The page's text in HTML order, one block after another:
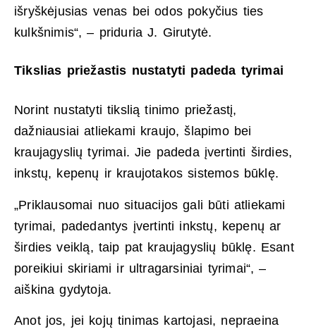
išryškėjusias venas bei odos pokyčius ties
kulkšnimis“, – priduria J. Girutytė.
Tikslias priežastis nustatyti padeda tyrimai
Norint nustatyti tikslią tinimo priežastį,
dažniausiai atliekami kraujo, šlapimo bei
kraujagyslių tyrimai. Jie padeda įvertinti širdies,
inkstų, kepenų ir kraujotakos sistemos būklę.
„Priklausomai nuo situacijos gali būti atliekami
tyrimai, padedantys įvertinti inkstų, kepenų ar
širdies veiklą, taip pat kraujagyslių būklę. Esant
poreikiui skiriami ir ultragarsiniai tyrimai“, –
aiškina gydytoja.
Anot jos, jei kojų tinimas kartojasi, nepraeina